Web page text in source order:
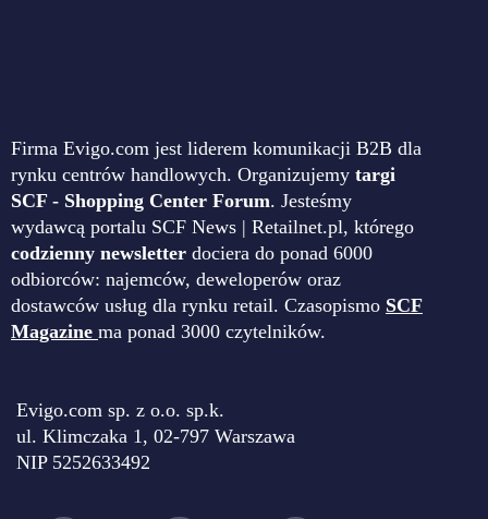
Firma Evigo.com jest liderem komunikacji B2B dla
rynku centrów handlowych. Organizujemy targi
SCF - Shopping Center Forum. Jesteśmy
wydawcą portalu SCF News | Retailnet.pl, którego
codzienny newsletter dociera do ponad 6000
odbiorców: najemców, deweloperów oraz
dostawców usług dla rynku retail. Czasopismo SCF
Magazine ma ponad 3000 czytelników.
Evigo.com sp. z o.o. sp.k.
ul. Klimczaka 1, 02-797 Warszawa
NIP 5252633492